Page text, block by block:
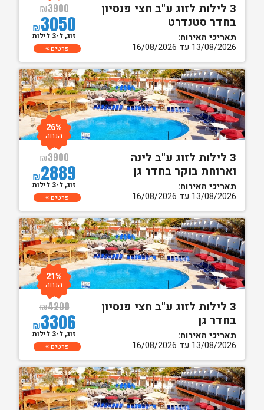
3 לילות לזוג ע"ב חצי פנסיון
בחדר סטנדרט
תאריכי האירוח:
13/08/2026 עד 16/08/2026
₪3900
₪3050
זוג, ל-3 לילות
פרטים
3 לילות לזוג ע"ב לינה
וארוחת בוקר בחדר גן
תאריכי האירוח:
13/08/2026 עד 16/08/2026
₪3900
₪2889
26%
הנחה
זוג, ל-3 לילות
פרטים
3 לילות לזוג ע"ב חצי פנסיון
בחדר גן
תאריכי האירוח:
13/08/2026 עד 16/08/2026
₪4200
₪3306
21%
הנחה
זוג, ל-3 לילות
פרטים